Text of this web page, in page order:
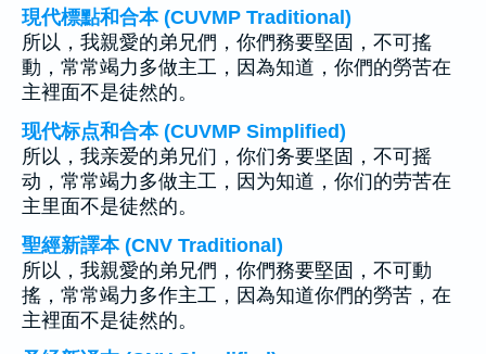
現代標點和合本 (CUVMP Traditional)
所以，我親愛的弟兄們，你們務要堅固，不可搖
動，常常竭力多做主工，因為知道，你們的勞苦在
主裡面不是徒然的。
现代标点和合本 (CUVMP Simplified)
所以，我亲爱的弟兄们，你们务要坚固，不可摇
动，常常竭力多做主工，因为知道，你们的劳苦在
主里面不是徒然的。
聖經新譯本 (CNV Traditional)
所以，我親愛的弟兄們，你們務要堅固，不可動
搖，常常竭力多作主工，因為知道你們的勞苦，在
主裡面不是徒然的。